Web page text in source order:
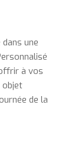
une
à vos
objet
de la